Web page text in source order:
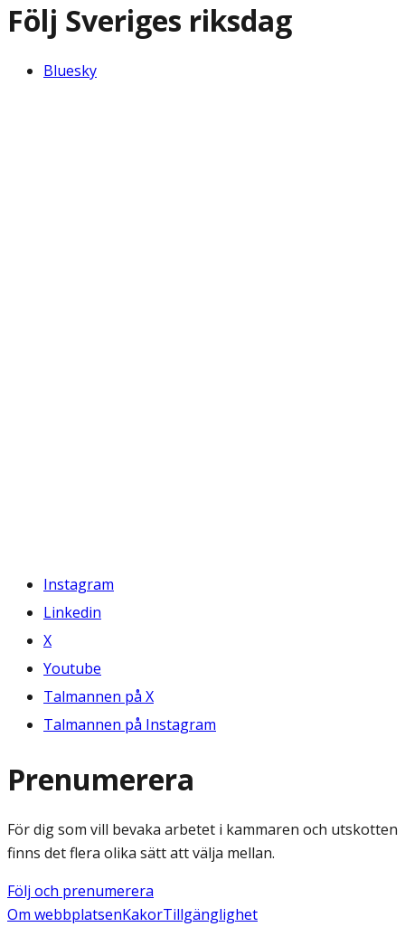
Följ Sveriges riksdag
Bluesky
Instagram
Linkedin
X
Youtube
Talmannen på X
Talmannen på Instagram
Prenumerera
För dig som vill bevaka arbetet i kammaren och utskotten
finns det flera olika sätt att välja mellan.
Följ och prenumerera
Om webbplatsenKakorTillgänglighet